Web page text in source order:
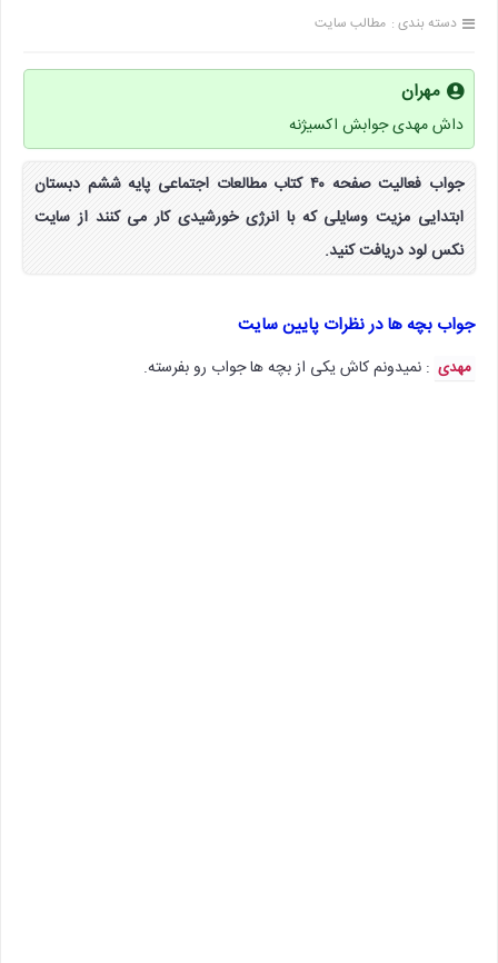
دسته بندی : مطالب سایت
مهران
داش مهدی جوابش اکسیژنه
جواب فعالیت صفحه ۴۰ کتاب مطالعات اجتماعی پایه ششم دبستان
ابتدایی مزیت وسایلی که با انرژی خورشیدی کار می کنند از سایت
نکس لود دریافت کنید.
جواب بچه ها در نظرات پایین سایت
مهدی : نمیدونم کاش یکی از بچه ها جواب رو بفرسته.